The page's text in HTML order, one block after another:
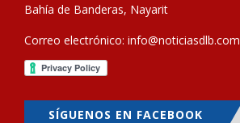
Bahía de Banderas, Nayarit
Correo electrónico: info@noticiasdlb.com
SÍGUENOS EN FACEBOOK